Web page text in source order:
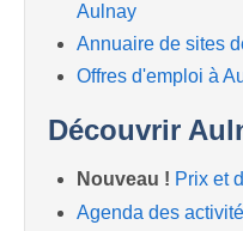
Aulnay
Annuaire de sites
Offres d'emploi à
Découvrir
Nouveau ! Prix et
Agenda des